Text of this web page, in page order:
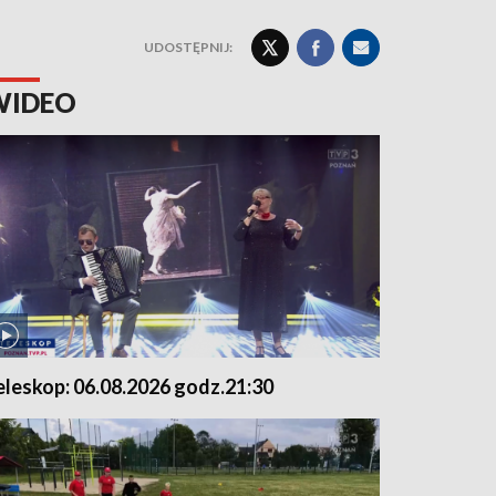
UDOSTĘPNIJ:
06.08.2026 godz.21:30